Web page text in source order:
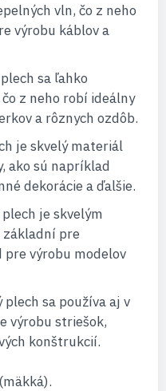
vln, čo z neho
výrobu káblov a
sa ľahko
z neho robí ideálny
a rôznych ozdôb.
je skvelý materiál
ako sú napríklad
dekorácie a ďalšie.
je skvelým
pre
výrobu modelov
sa používa aj v
výrobu striešok,
konštrukcií.